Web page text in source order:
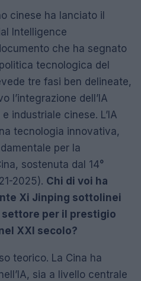
cinese ha lanciato il
Intelligence
che ha segnato
tecnologica del
tre fasi ben delineate,
l’integrazione dell’IA
industriale cinese. L’IA
tecnologia innovativa,
per la
sostenuta dal 14°
2025). Chi di voi ha
Xi Jinping sottolinei
settore per il prestigio
XXI secolo?
teorico. La Cina ha
sia a livello centrale